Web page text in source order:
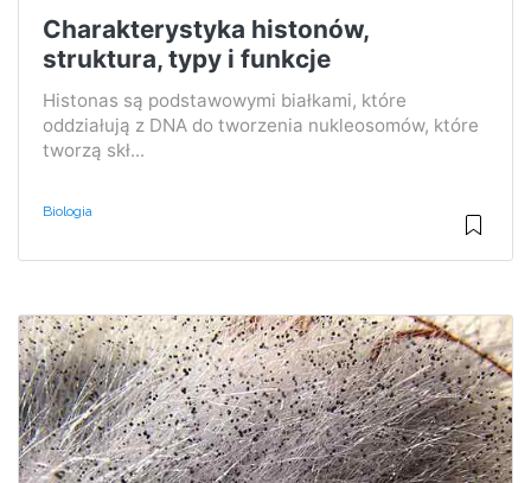
Charakterystyka histonów,
struktura, typy i funkcje
Histonas są podstawowymi białkami, które
oddziałują z DNA do tworzenia nukleosomów, które
tworzą skł...
Biologia